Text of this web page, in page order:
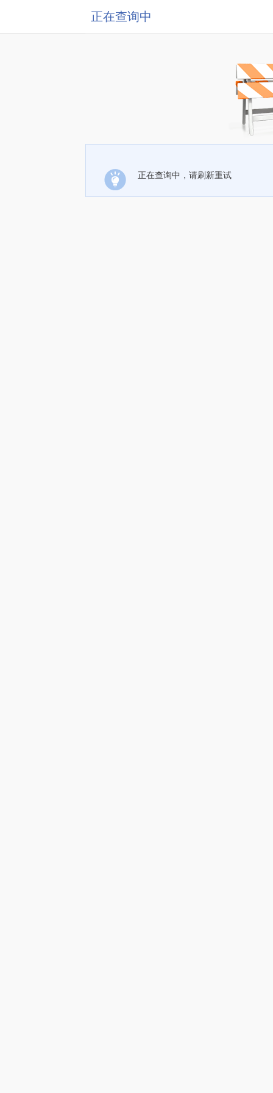
正在查询中
正在查询中，请刷新重试